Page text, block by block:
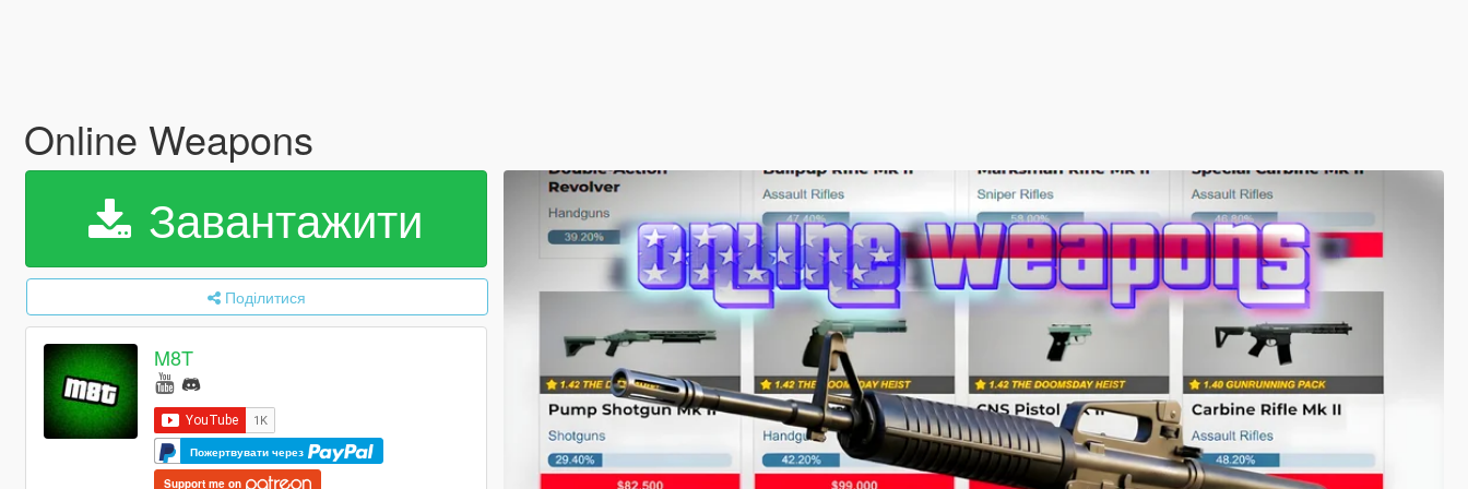
Online Weapons
Завантажити
Поділитися
M8T
Пожертвувати через
Support me on